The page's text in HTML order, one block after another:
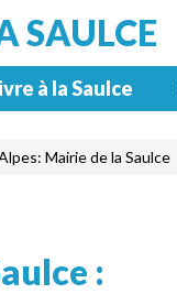
SAULCE
à la Saulce
Mairie de la Saulce
: